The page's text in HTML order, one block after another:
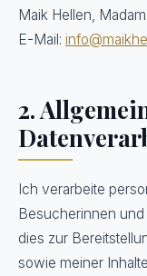
Maik Hellen,
E-Mail:
2.
Ich verarbeite
Besucherinnen
dies zur
sowie meiner